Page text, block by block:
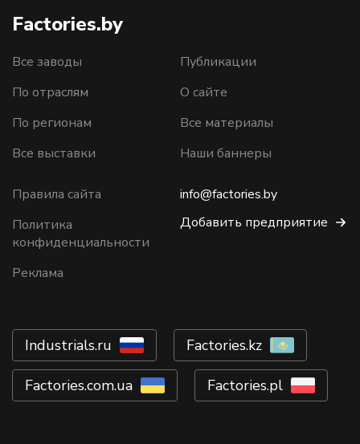
Factories.by
Все заводы
По отраслям
По регионам
Все выставки
Публикации
О сайте
Все материалы
Наши баннеры
Правила сайта
Политика
конфиденциальности
Реклама
info@factories.by
Добавить предприятие
Industrials.ru Factories.kz
Factories.com.ua Factories.pl